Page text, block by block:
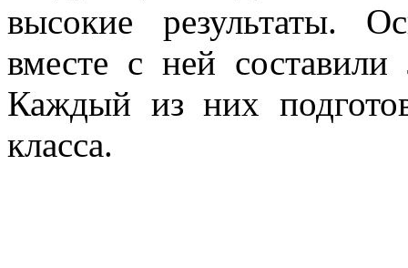
высокие результаты.
вместе с ней
Каждый из них
класса.